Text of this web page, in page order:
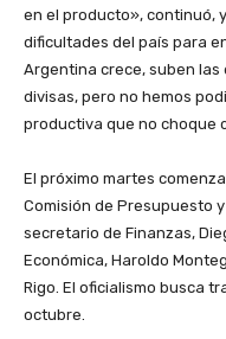
en el producto», continuó,
dificultades del país para
Argentina crece, suben
divisas, pero no hemos
productiva que no choque
El próximo martes
Comisión de Presupuesto
secretario de Finanzas,
Económica, Haroldo
Rigo. El oficialismo busca
octubre.